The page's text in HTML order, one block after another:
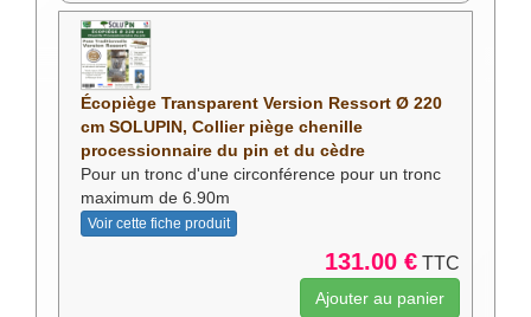
Écopiège Transparent Version Ressort Ø 220
cm SOLUPIN, Collier piège chenille
processionnaire du pin et du cèdre
Pour un tronc d'une circonférence pour un tronc
maximum de 6.90m
Voir cette fiche produit
131.00 € TTC